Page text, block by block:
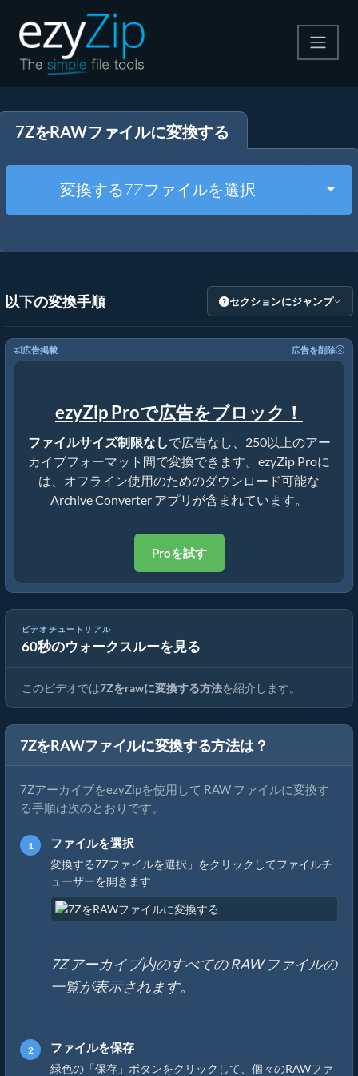
解凍する
その他のツール
7ZをRAWファイルに変換する
変換する7Zファイルを選択
以下の変換手順 セクションにジャンプ
広告掲載 広告を削除
ezyZip Proで広告をブロック！
ファイルサイズ制限なしで広告なし、250以上のアー
カイブフォーマット間で変換できます。ezyZip Proに
は、オフライン使用のためのダウンロード可能な
Archive Converter アプリが含まれています。
Proを試す
ビデオチュートリアル
60秒のウォークスルーを見る
7Zを元のファイルに変換する方法（簡単ガイド）
このビデオでは7Zをrawに変換する方法を紹介します。
7ZをRAWファイルに変換する方法は？
7ZアーカイブをezyZipを使用して RAW ファイルに変換す
る手順は次のとおりです。
ファイルを選択
変換する7Zファイルを選択」をクリックしてファイルチ
ューザーを開きます
7Z アーカイブ内のすべての RAW ファイルの
一覧が表示されます。
ファイルを保存
緑色の「保存」ボタンをクリックして、個々のRAWファ